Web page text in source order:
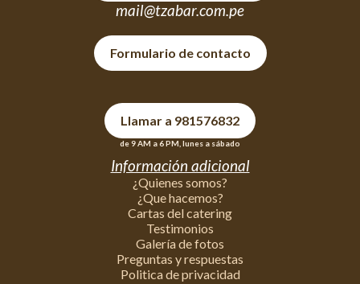
mail@tzabar.com.pe
Formulario de contacto
Llamar a 981576832
de 9 AM a 6 PM, lunes a sábado
Información adicional
¿Quienes somos?
¿Que hacemos?
Cartas del catering
Testimonios
Galería de fotos
Preguntas y respuestas
Politica de privacidad